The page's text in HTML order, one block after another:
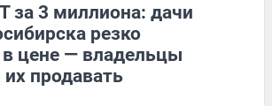
за 3 миллиона: дачи
резко
в цене — владельцы
продавать